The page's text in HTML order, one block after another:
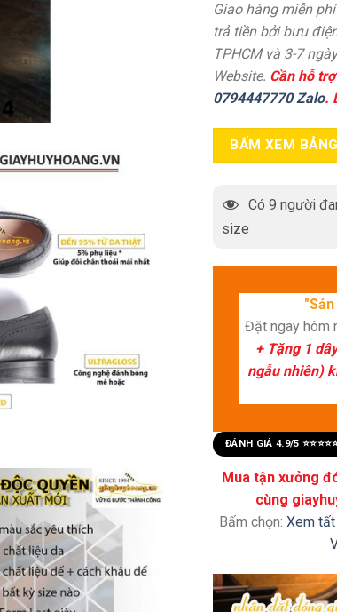
Giao hàng miễn
trả tiền bởi bưu
TPHCM và 3-7
Website. Cần hỗ
0794447770 Zalo.
BẤM XEM
Có 9 người
size
Đặt ngay hôm
+ Tặng 1
ngẫu nhiên)
ĐÁNH GIÁ 4.9/5
Mua tận xưởng
cùng
Bấm chọn: Xem